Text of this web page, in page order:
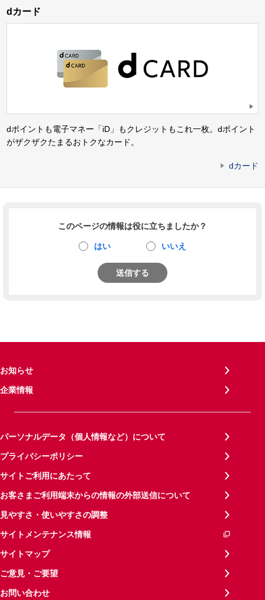
dカード
dポイントも電子マネー「iD」もクレジットもこれ一枚。dポイント
がザクザクたまるおトクなカード。
dカード
このページの情報は役に立ちましたか？
はい いいえ
送信する
お知らせ
企業情報
パーソナルデータ（個人情報など）について
プライバシーポリシー
サイトご利用にあたって
お客さまご利用端末からの情報の外部送信について
見やすさ・使いやすさの調整
サイトメンテナンス情報
サイトマップ
ご意見・ご要望
お問い合わせ